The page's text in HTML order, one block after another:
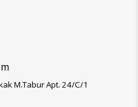
M.Tabur Apt. 24/C/1